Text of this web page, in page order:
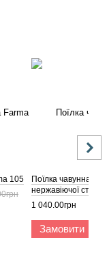
105
Поїлка чавунна з
нержавіючої сталі
1 040.00грн
Замовити